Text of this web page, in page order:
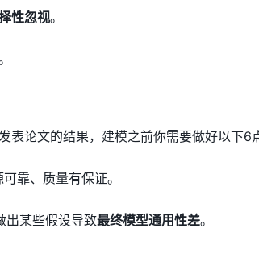
性忽视。
论文的结果，建模之前你需要做好以下6
靠、质量有保证。
出某些假设导致最终模型通用性差。